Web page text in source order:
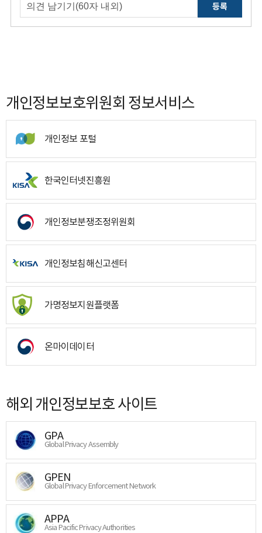
등록
개인정보보호위원회 정보서비스
개인정보 포털
한국인터넷진흥원
개인정보분쟁조정위원회
개인정보침해신고센터
가명정보지원플랫폼
온마이데이터
해외 개인정보보호 사이트
GPA
Global Privacy Assembly
GPEN
Global Privacy Enforcement Network
APPA
Asia Pacific Privacy Authorities